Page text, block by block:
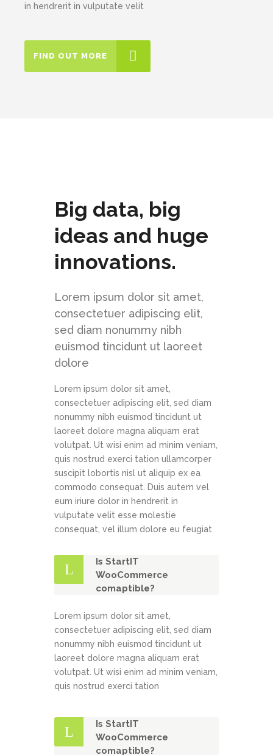
in hendrerit in vulputate velit
FIND OUT MORE
Big data, big
ideas and huge
innovations.
Lorem ipsum dolor sit amet,
consectetuer adipiscing elit,
sed diam nonummy nibh
euismod tincidunt ut laoreet
dolore
Lorem ipsum dolor sit amet,
consectetuer adipiscing elit, sed diam
nonummy nibh euismod tincidunt ut
laoreet dolore magna aliquam erat
volutpat. Ut wisi enim ad minim veniam,
quis nostrud exerci tation ullamcorper
suscipit lobortis nisl ut aliquip ex ea
commodo consequat. Duis autem vel
eum iriure dolor in hendrerit in
vulputate velit esse molestie
consequat, vel illum dolore eu feugiat
Is StartIT
WooCommerce
comaptible?
Lorem ipsum dolor sit amet,
consectetuer adipiscing elit, sed diam
nonummy nibh euismod tincidunt ut
laoreet dolore magna aliquam erat
volutpat. Ut wisi enim ad minim veniam,
quis nostrud exerci tation
Is StartIT
WooCommerce
comaptible?